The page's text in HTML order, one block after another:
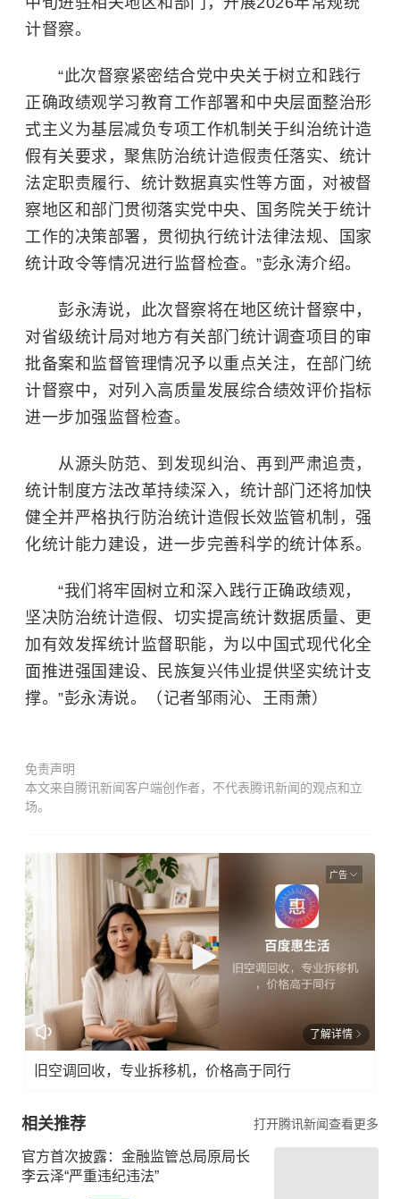
计督察。
“此次督察紧密结合党中央关于树立和践行
正确政绩观学习教育工作部署和中央层面整治形
式主义为基层减负专项工作机制关于纠治统计造
假有关要求，聚焦防治统计造假责任落实、统计
法定职责履行、统计数据真实性等方面，对被督
察地区和部门贯彻落实党中央、国务院关于统计
工作的决策部署，贯彻执行统计法律法规、国家
统计政令等情况进行监督检查。”彭永涛介绍。
彭永涛说，此次督察将在地区统计督察中，
对省级统计局对地方有关部门统计调查项目的审
批备案和监督管理情况予以重点关注，在部门统
计督察中，对列入高质量发展综合绩效评价指标
进一步加强监督检查。
从源头防范、到发现纠治、再到严肃追责，
统计制度方法改革持续深入，统计部门还将加快
健全并严格执行防治统计造假长效监管机制，强
化统计能力建设，进一步完善科学的统计体系。
“我们将牢固树立和深入践行正确政绩观，
坚决防治统计造假、切实提高统计数据质量、更
加有效发挥统计监督职能，为以中国式现代化全
面推进强国建设、民族复兴伟业提供坚实统计支
撑。”彭永涛说。（记者邹雨沁、王雨萧）
免责声明
本文来自腾讯新闻客户端创作者，不代表腾讯新闻的观点和立
场。
广告
了解详情
旧空调回收，专业拆移机，价格高于同行
相关推荐 打开腾讯新闻查看更多
官方首次披露：金融监管总局原局长
李云泽“严重违纪违法”